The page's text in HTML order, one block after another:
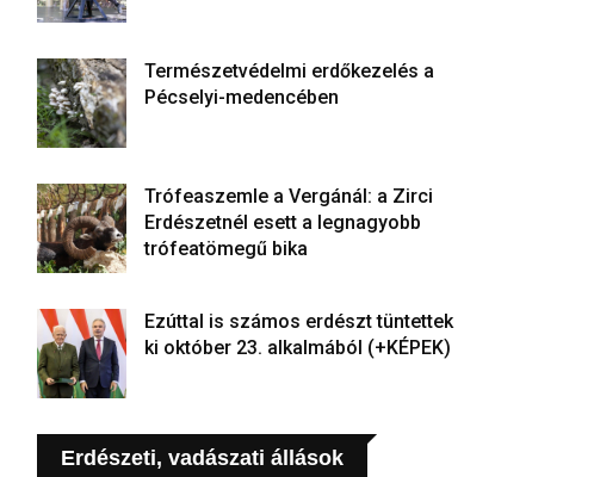
Természetvédelmi erdőkezelés a
Pécselyi-medencében
Trófeaszemle a Vergánál: a Zirci
Erdészetnél esett a legnagyobb
trófeatömegű bika
Ezúttal is számos erdészt tüntettek
ki október 23. alkalmából (+KÉPEK)
Erdészeti, vadászati állások